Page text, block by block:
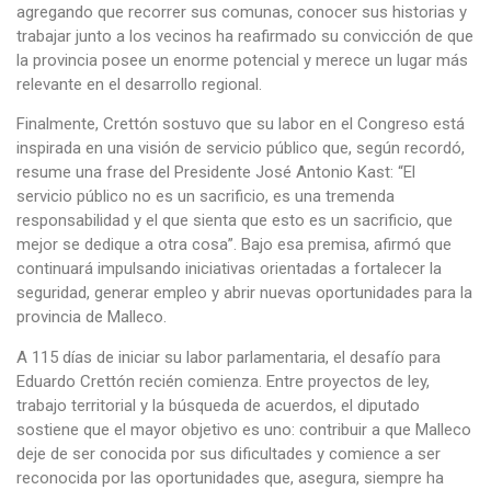
agregando que recorrer sus comunas, conocer sus historias y
trabajar junto a los vecinos ha reafirmado su convicción de que
la provincia posee un enorme potencial y merece un lugar más
relevante en el desarrollo regional.
Finalmente, Crettón sostuvo que su labor en el Congreso está
inspirada en una visión de servicio público que, según recordó,
resume una frase del Presidente José Antonio Kast: “El
servicio público no es un sacrificio, es una tremenda
responsabilidad y el que sienta que esto es un sacrificio, que
mejor se dedique a otra cosa”. Bajo esa premisa, afirmó que
continuará impulsando iniciativas orientadas a fortalecer la
seguridad, generar empleo y abrir nuevas oportunidades para la
provincia de Malleco.
A 115 días de iniciar su labor parlamentaria, el desafío para
Eduardo Crettón recién comienza. Entre proyectos de ley,
trabajo territorial y la búsqueda de acuerdos, el diputado
sostiene que el mayor objetivo es uno: contribuir a que Malleco
deje de ser conocida por sus dificultades y comience a ser
reconocida por las oportunidades que, asegura, siempre ha